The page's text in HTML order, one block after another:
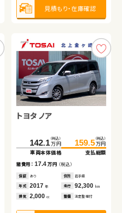
見積もり・在庫確認
トヨタ ノア
142.1 （税込）
万円
車両本体価格
159.5 （税込）
万円
支払総額
諸費用： 17.4万円 （税込）
保証 あり 住所 岩手県
年式 2017年 走行 92,300 km
排気 2,000cc 整備 法定整備付
排気 1,600cc 整備 法定整備付
トヨタ アクア
98.6
車両本体価格
110.0 万円
支払総額
諸費用：11.4万円（税込）
日産 セレナ
85.9 （税込）
万円
車両本体価格
99.9 （税込）
万円
支払総額
諸費用： 14.0万円 （税込）
保証 あり 住所 岩手県
年式 2017年 走行 123,100km
排気 2,000cc 整備 法定整備付